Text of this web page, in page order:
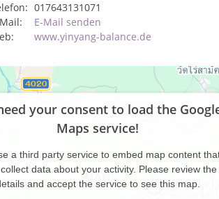
017643131071
E-Mail senden
www.yinyang-balance.de
your consent to load the
Maps service!
a third party service to embed map content
data about your activity. Please review the
and accept the service to see this map.